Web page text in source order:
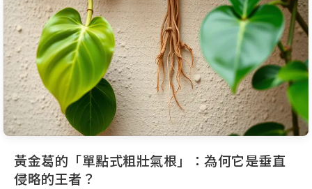
黃金葛的「單點式粗壯氣根」：為何它是垂直
侵略的王者？